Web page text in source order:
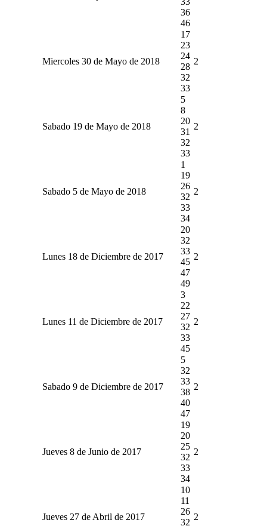
36
46
Miercoles 30 de Mayo de 2018
17
23
24
28
32
33
2
Sabado 19 de Mayo de 2018
5
8
20
31
32
33
2
Sabado 5 de Mayo de 2018
1
19
26
32
33
34
2
Lunes 18 de Diciembre de 2017
20
32
33
45
47
49
2
Lunes 11 de Diciembre de 2017
3
22
27
32
33
45
2
Sabado 9 de Diciembre de 2017
5
32
33
38
40
47
2
Jueves 8 de Junio de 2017
19
20
25
32
33
34
2
Jueves 27 de Abril de 2017
10
11
26
32
2